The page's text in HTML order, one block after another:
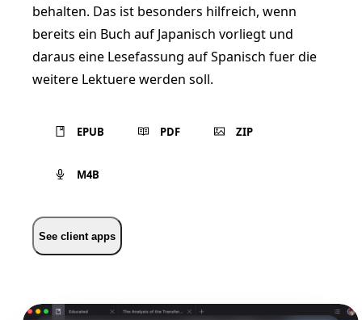
behalten. Das ist besonders hilfreich, wenn
bereits ein Buch auf Japanisch vorliegt und
daraus eine Lesefassung auf Spanisch fuer die
weitere Lektuere werden soll.
EPUB PDF ZIP
M4B
See client apps